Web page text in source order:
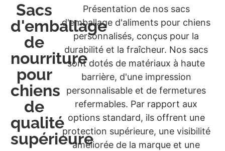
Sacs
d'emballage
de
nourriture
pour
chiens
de
qualité
supérieure
Présentation de nos sacs
d'emballage d'aliments pour chiens
personnalisés, conçus pour la
durabilité et la fraîcheur. Nos sacs
sont dotés de matériaux à haute
barrière, d'une impression
personnalisable et de fermetures
refermables. Par rapport aux
options standard, ils offrent une
protection supérieure, une visibilité
améliorée de la marque et une